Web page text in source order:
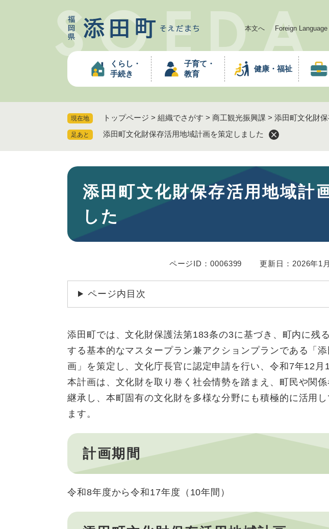
。
本文へ
Foreign Language
くらし・
手続き
子育て・
教育
健康・福祉
現在地 トップページ > 組織でさがす > 商工観光振興課 > 添田町文化財
足あと 添田町文化財保存活用地域計画を策定しました
本
添田町文化財保存活用地域計
した
ページID：0006399 更新日：2026年1
ページ内目次
添田町では、文化財保護法第183条の3に基づき、町内に残
する基本的なマスタープラン兼アクションプランである「
画」を策定し、文化庁長官に認定申請を行い、令和7年12月
本計画は、文化財を取り巻く社会情勢を踏まえ、町民や関
継承し、本町固有の文化財を多様な分野にも積極的に活用
ます。​
計画期間
令和8年度から令和17年度（10年間）